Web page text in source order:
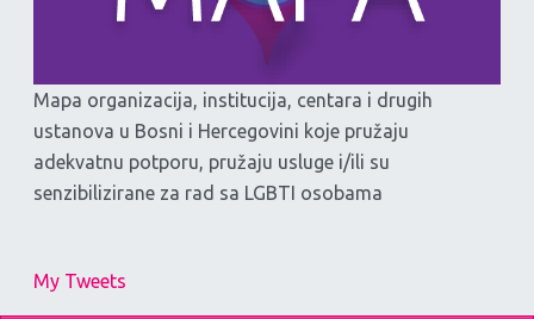
Mapa organizacija, institucija, centara i drugih
ustanova u Bosni i Hercegovini koje pružaju
adekvatnu potporu, pružaju usluge i/ili su
senzibilizirane za rad sa LGBTI osobama
My Tweets